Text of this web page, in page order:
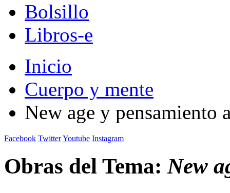
Bolsillo
Libros-e
Inicio
Cuerpo y mente
New age y pensamiento
Facebook TwitterYoutube Instagram
Obras del Tema:New